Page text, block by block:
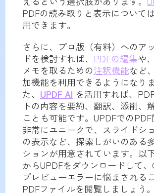
PDFの読み取りと表示について
用できます。
さらに、プロ版（有料）へのア
ドを検討すれば、 PDFの編集や
メモを取るための注釈機能など
加機能を利用できるようになり
た、 UPDF AI を活用すれば、
トの内容を要約、翻訳、添削、
ことも可能です。UPDFでの
非常にユニークで、スライドシ
の表示など、探索しがいのある
ションが用意されています。以
からUPDFをダウンロードして
プレビューエラーに悩まされる
PDFファイルを閲覧しましょう。